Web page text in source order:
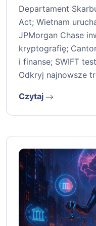
Departament
Act; Wietnam
JPMorgan Chase
kryptografię;
i finanse; SWIFT
Odkryj najnowsze
Czytaj